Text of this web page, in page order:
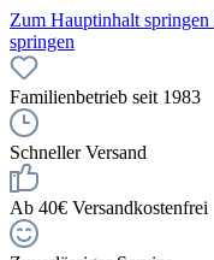
Zum Hauptinhalt springen
springen
Familienbetrieb seit 1983
Schneller Versand
Ab 40€ Versandkostenfrei